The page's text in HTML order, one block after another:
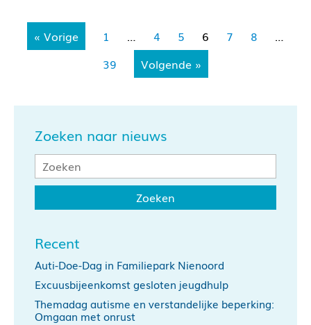
« Vorige 1 … 4 5 6 7 8
…
39
Volgende »
Zoeken naar nieuws
Recent
Auti-Doe-Dag in Familiepark Nienoord
Excuusbijeenkomst gesloten jeugdhulp
Themadag autisme en verstandelijke beperking:
Omgaan met onrust